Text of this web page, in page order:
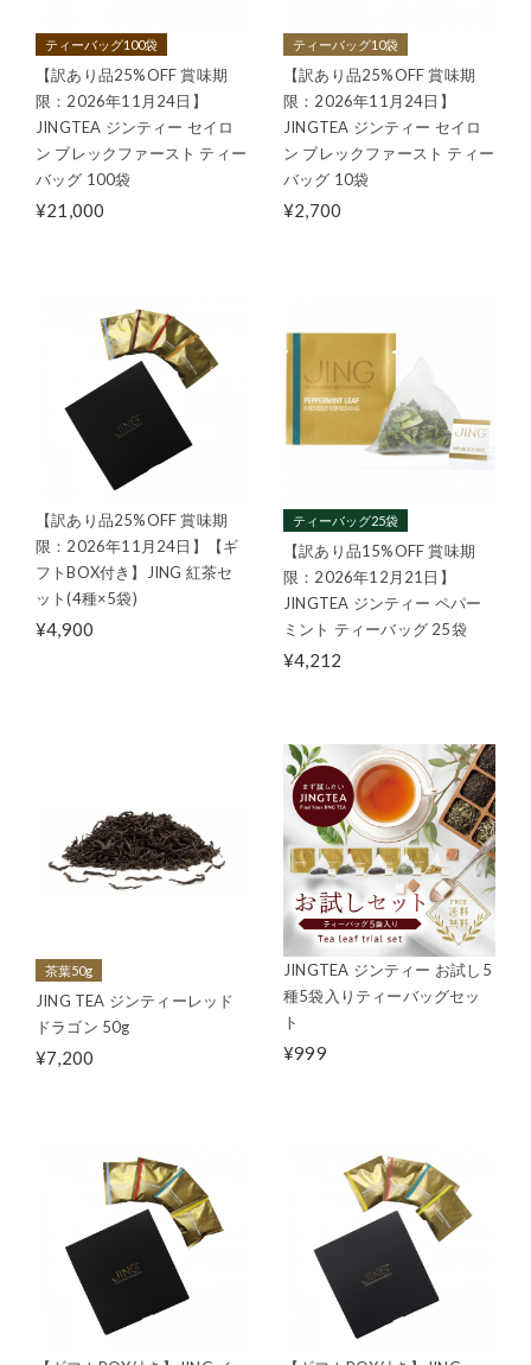
ティーバッグ100袋
【訳あり品25%OFF 賞味期
限：2026年11月24日】
JINGTEA ジンティー セイロ
ン ブレックファースト ティー
バッグ 100袋
¥21,000
ティーバッグ10袋
【訳あり品25%OFF 賞味期
限：2026年11月24日】
JINGTEA ジンティー セイロ
ン ブレックファースト ティー
バッグ 10袋
¥2,700
【訳あり品25%OFF 賞味期
限：2026年11月24日】【ギ
フトBOX付き】JING 紅茶セ
ット(4種×5袋)
¥4,900
ティーバッグ25袋
【訳あり品15%OFF 賞味期
限：2026年12月21日】
JINGTEA ジンティー ペパー
ミント ティーバッグ 25袋
¥4,212
茶葉50g
JING TEA ジンティーレッド
ドラゴン 50g
¥7,200
JINGTEA ジンティー お試し5
種5袋入りティーバッグセッ
ト
¥999